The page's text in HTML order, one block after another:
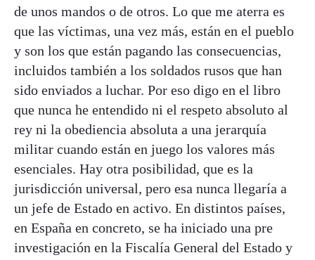
de unos mandos o de otros. Lo que me aterra es
que las víctimas, una vez más, están en el pueblo
y son los que están pagando las consecuencias,
incluidos también a los soldados rusos que han
sido enviados a luchar. Por eso digo en el libro
que nunca he entendido ni el respeto absoluto al
rey ni la obediencia absoluta a una jerarquía
militar cuando están en juego los valores más
esenciales. Hay otra posibilidad, que es la
jurisdicción universal, pero esa nunca llegaría a
un jefe de Estado en activo. En distintos países,
en España en concreto, se ha iniciado una pre
investigación en la Fiscalía General del Estado y